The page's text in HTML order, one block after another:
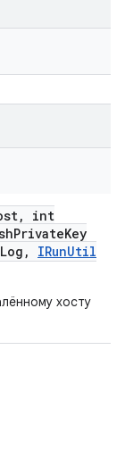
,
int
PrivateKey
Log , IRunUtil
хосту